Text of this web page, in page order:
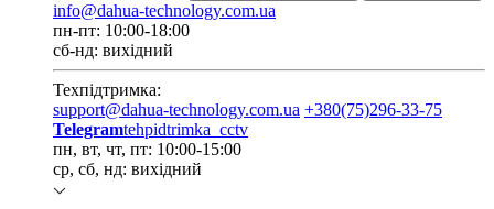
info@dahua-technology.com.ua
пн-пт: 10:00-18:00
сб-нд: вихідний
Техпідтримка:
support@dahua-technology.com.ua +380(75)296-33-75
Telegramtehpidtrimka_cctv
пн, вт, чт, пт: 10:00-15:00
ср, сб, нд: вихідний